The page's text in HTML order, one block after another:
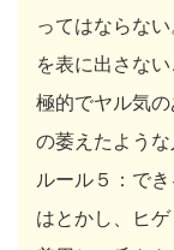
ってはならな
を表に出さな
極的でヤル気
の萎えたような
ルール５：で
はとかし、ヒ